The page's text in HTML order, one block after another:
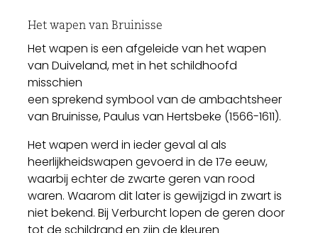
Het wapen van Bruinisse
Het wapen is een afgeleide van het wapen
van Duiveland, met in het schildhoofd
misschien
een sprekend symbool van de ambachtsheer
van Bruinisse, Paulus van Hertsbeke (1566-1611).
Het wapen werd in ieder geval al als
heerlijkheidswapen gevoerd in de 17e eeuw,
waarbij echter de zwarte geren van rood
waren. Waarom dit later is gewijzigd in zwart is
niet bekend. Bij Verburcht lopen de geren door